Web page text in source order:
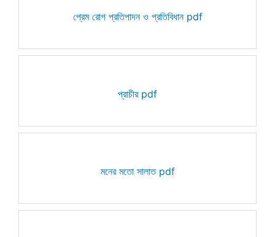
প্রেম রোগ প্রতিপাদন ও প্রতিবিধান pdf
প্রাচীর pdf
মনের মতো সালাত pdf